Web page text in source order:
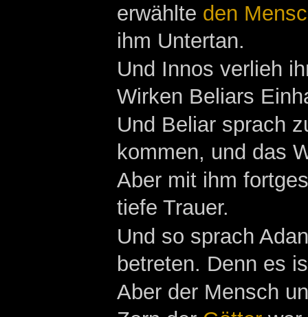
erwählte den
ihm Untertan.
Und Innos verlieh
Wirken Beliars
Und Beliar sprach
kommen, und das
Aber mit ihm
tiefe Trauer.
Und so sprach
betreten. Denn es
Aber der Mensch